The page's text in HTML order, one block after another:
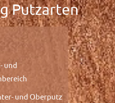
Putzarten
und
und Oberputz